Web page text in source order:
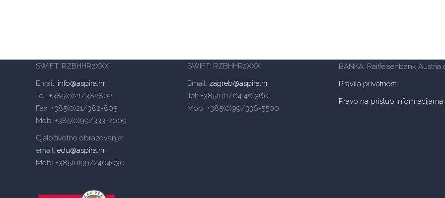
SWIFT: RZBHHR2XXX
Email: info@aspira.hr
Tel: +385(0)21/382802
Fax: +385(0)21/382-805
Mob.:+385(0)99/333-2009
Cjeloživotno obrazovanje:
email: edu@aspira.hr
Mob: +385(0)99/2404030
SWIFT: RZBHHR2XXX
Email: zagreb@aspira.hr
Tel: +385(0)1/64 46 360
Mob: +385(0)99/336-5500
BANKA: Raiffeisenbank Austria
Pravila privatnosti
Pravo na pristup informacijama